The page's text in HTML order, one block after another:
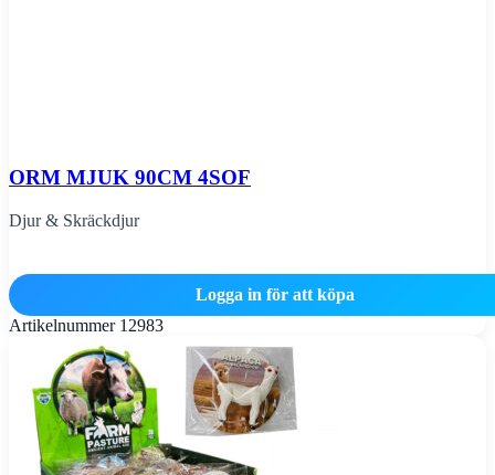
ORM MJUK 90CM 4SOF
Djur & Skräckdjur
Logga in för att köpa
Artikelnummer 12983